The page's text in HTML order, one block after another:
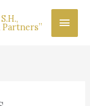
Main